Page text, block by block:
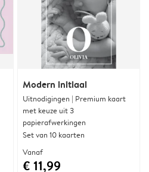
Modern initiaal
Uitnodigingen | Premium kaart
met keuze uit 3
papierafwerkingen
Set van 10 kaarten
Vanaf
€ 11,99